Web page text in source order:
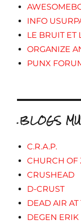
INFO
LE BRUIT ET
ORGANIZE
PUNX
.BLOGS
C.R.A.P.
CHURCH OF
CRUSHEAD
D-CRUST
DEAD AIR
DEGEN ERIK